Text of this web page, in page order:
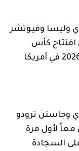
وليسا وفيوتشر
كأس
وجاستن ترودو
لأول مرة
السجادة